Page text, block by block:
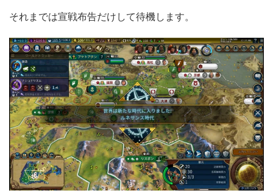
それまでは宣戦布告だけして待機します。